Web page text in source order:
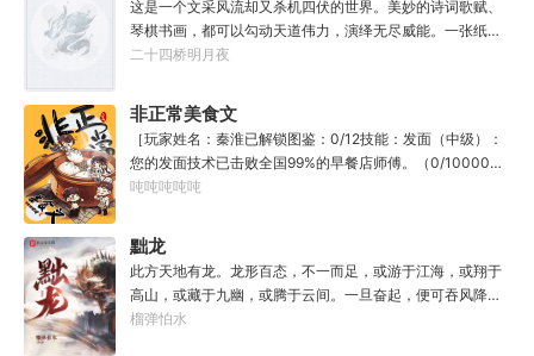
这是一个文采风流却又杀机四伏的世界。美妙的诗词歌赋、
琴棋书画，都可以勾动天道伟力，演绎无尽威能。一张纸可
封万载凶谷，一滴墨可将三千里海域化为永夜。林苏进入这
人毕生难以触摸的天花板，敢与诸子百家圣人争道。精智
计，察人心，演绎兵法三十六计，弹指间可换一国之君。不
知者谓他情种，知他者，言他为真性情。
二十四桥明月夜
非正常美食文
［玩家姓名：秦淮已解锁图鉴：0/12技能：发面（中级）：
您的发面技术已击败全国99%的早餐店师傅。（0/10000）
调馅（高级）：您的调馅水平已击败全国100%的早餐店师
的那一刻，美食文主角迎来了他加载成功的系统。秦淮：美
食文，早说呀，这个他熟！后来——秦淮发现这好像不是个
单纯的美食文系统。好像还加了些奇奇怪怪的东西。连带着
他看邻居、朋友、客人、员工都不太像人……不过没事。遇
事不决，先吃一口！.游戏说明：1.本游戏自由度极高，请玩
吨吨吨吨吨
黜龙
此方天地有龙。龙形百态，不一而足，或游于江海，或翔于
高山，或藏于九幽，或腾于云间。一旦奋起，便可吞风降
雪，引江划河，落雷喷火，分山避海。此处人间也有龙。人
榴弹怕水